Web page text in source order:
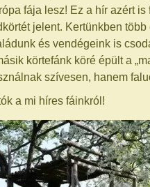
fája lesz! Ez a hír azért
jelent. Kertünkben
és vendégeink is
körtefánk köré épült a
szívesen, hanem
a mi híres fáinkról!